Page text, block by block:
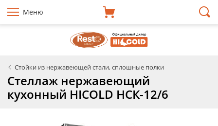
Меню
Стойки из нержавеющей стали, сплошные полки
Стеллаж нержавеющий
кухонный HICOLD НСК-12/6